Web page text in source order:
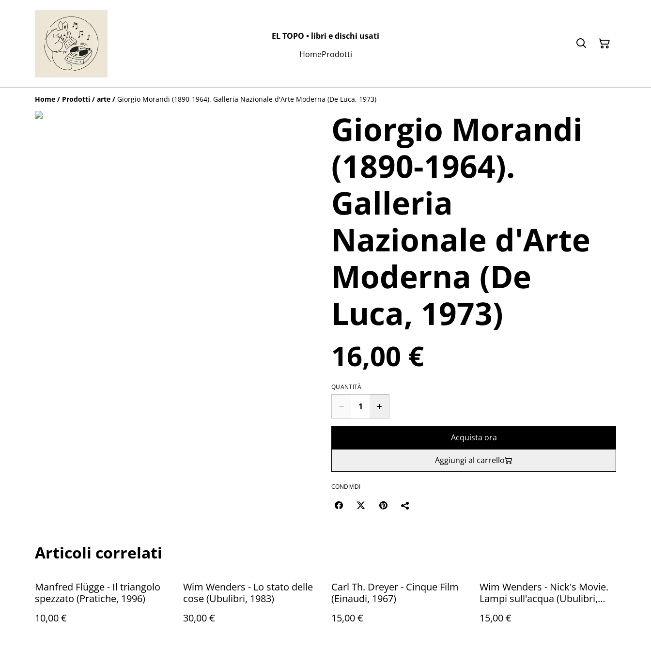
EL TOPO • libri e dischi usati
HomeProdotti
Home / Prodotti / arte / Giorgio Morandi (1890-1964). Galleria Nazionale d'Arte Moderna (De Luca, 1973)
Giorgio Morandi
(1890-1964).
Galleria
Nazionale d'Arte
Moderna (De
Luca, 1973)
16,00 €
QUANTITÀ
Acquista ora
Aggiungi al carrello
CONDIVIDI
Articoli correlati
Manfred Flügge - Il triangolo
spezzato (Pratiche, 1996)
10,00 €
Wim Wenders - Lo stato delle
cose (Ubulibri, 1983)
30,00 €
Carl Th. Dreyer - Cinque Film
(Einaudi, 1967)
15,00 €
Wim Wenders - Nick's Movie.
Lampi sull'acqua (Ubulibri,
15,00 €